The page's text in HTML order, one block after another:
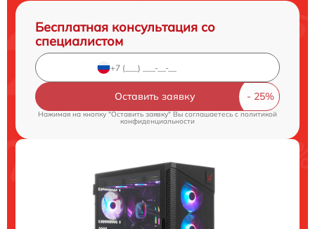
Бесплатная консультация со
специалистом
Оставить заявку
Нажимая на кнопку "Оставить заявку" Вы соглашаетесь cполитикой
конфиденциальности